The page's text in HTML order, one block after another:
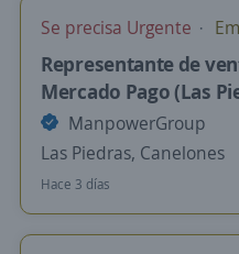
Se precisa Urgente
Representante de
Mercado Pago (Las
ManpowerGroup
Las Piedras, Canelones
Hace 3 días